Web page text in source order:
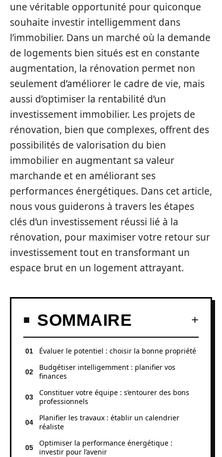
une véritable opportunité pour quiconque
souhaite investir intelligemment dans
l’immobilier. Dans un marché où la demande
de logements bien situés est en constante
augmentation, la rénovation permet non
seulement d’améliorer le cadre de vie, mais
aussi d’optimiser la rentabilité d’un
investissement immobilier. Les projets de
rénovation, bien que complexes, offrent des
possibilités de valorisation du bien
immobilier en augmentant sa valeur
marchande et en améliorant ses
performances énergétiques. Dans cet article,
nous vous guiderons à travers les étapes
clés d’un investissement réussi lié à la
rénovation, pour maximiser votre retour sur
investissement tout en transformant un
espace brut en un logement attrayant.
SOMMAIRE
Évaluer le potentiel : choisir la bonne propriété
Budgétiser intelligemment : planifier vos
finances
Constituer votre équipe : s’entourer des bons
professionnels
Planifier les travaux : établir un calendrier
réaliste
Optimiser la performance énergétique :
investir pour l’avenir